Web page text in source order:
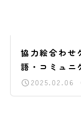
協力絵合わせ
語・コミュニ
2025.02.06